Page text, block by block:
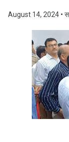
August 14, 2024 •